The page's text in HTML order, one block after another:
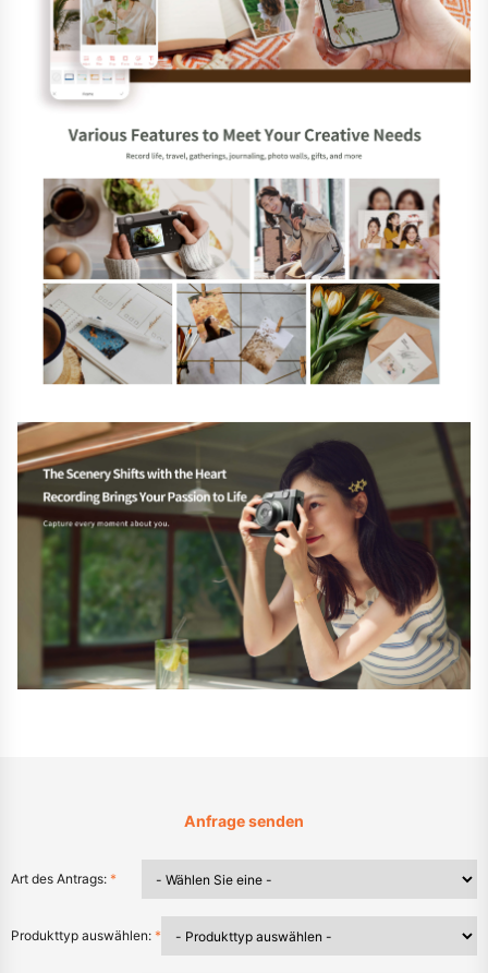
Anfrage senden
Art des Antrags: *
Produkttyp auswählen: *